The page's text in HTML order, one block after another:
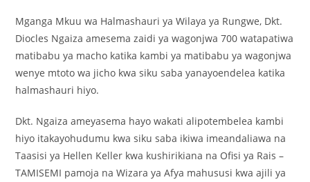
Mganga Mkuu wa Halmashauri ya Wilaya ya Rungwe, Dkt.
Diocles Ngaiza amesema zaidi ya wagonjwa 700 watapatiwa
matibabu ya macho katika kambi ya matibabu ya wagonjwa
wenye mtoto wa jicho kwa siku saba yanayoendelea katika
halmashauri hiyo.
Dkt. Ngaiza ameyasema hayo wakati alipotembelea kambi
hiyo itakayohudumu kwa siku saba ikiwa imeandaliawa na
Taasisi ya Hellen Keller kwa kushirikiana na Ofisi ya Rais –
TAMISEMI pamoja na Wizara ya Afya mahususi kwa ajili ya